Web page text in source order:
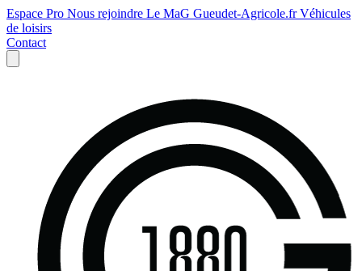
Espace Pro Nous rejoindre Le MaG Gueudet-Agricole.frVéhicules
de loisirs
Contact